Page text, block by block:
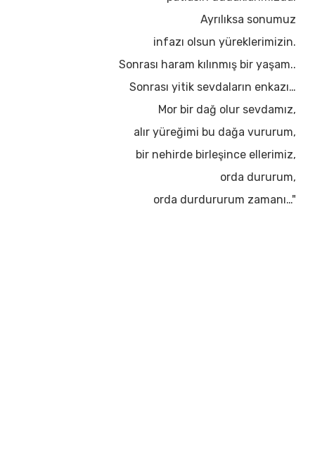
Ayrılıksa sonumuz
infazı olsun yüreklerimizin.
Sonrası haram kılınmış bir yaşam..
Sonrası yitik sevdaların enkazı…
Mor bir dağ olur sevdamız,
alır yüreğimi bu dağa vururum,
bir nehirde birleşince ellerimiz,
orda dururum,
orda durdururum zamanı…"